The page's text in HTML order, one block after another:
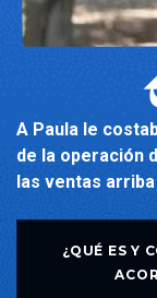
A Paula le
de la operación
las ventas
¿QUÉ ES Y